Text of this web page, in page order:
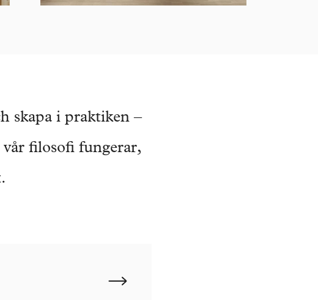
skapa i praktiken –
vår filosofi fungerar,